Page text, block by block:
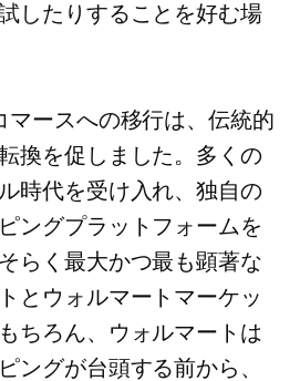
したりすることを好む場
マースへの移行は、伝統的
換を促しました。多くの
時代を受け入れ、独自の
ングプラットフォームを
らく最大かつ最も顕著な
とウォルマートマーケッ
ちろん、ウォルマートは
ングが台頭する前から、